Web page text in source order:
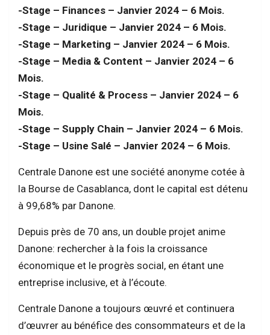
-Stage – Finances – Janvier 2024 – 6 Mois.
-Stage – Juridique – Janvier 2024 – 6 Mois.
-Stage – Marketing – Janvier 2024 – 6 Mois.
-Stage – Media & Content – Janvier 2024 – 6
Mois.
-Stage – Qualité & Process – Janvier 2024 – 6
Mois.
-Stage – Supply Chain – Janvier 2024 – 6 Mois.
-Stage – Usine Salé – Janvier 2024 – 6 Mois.
Centrale Danone est une société anonyme cotée à
la Bourse de Casablanca, dont le capital est détenu
à 99,68% par Danone.
Depuis près de 70 ans, un double projet anime
Danone: rechercher à la fois la croissance
économique et le progrès social, en étant une
entreprise inclusive, et à l’écoute.
Centrale Danone a toujours œuvré et continuera
d’œuvrer au bénéfice des consommateurs et de la